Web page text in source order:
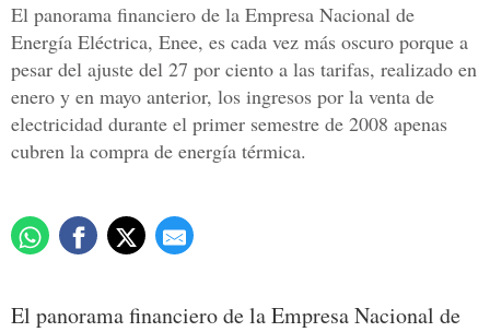
El panorama financiero de la Empresa Nacional de
Energía Eléctrica, Enee, es cada vez más oscuro porque a
pesar del ajuste del 27 por ciento a las tarifas, realizado en
enero y en mayo anterior, los ingresos por la venta de
electricidad durante el primer semestre de 2008 apenas
cubren la compra de energía térmica.
El panorama financiero de la Empresa Nacional de